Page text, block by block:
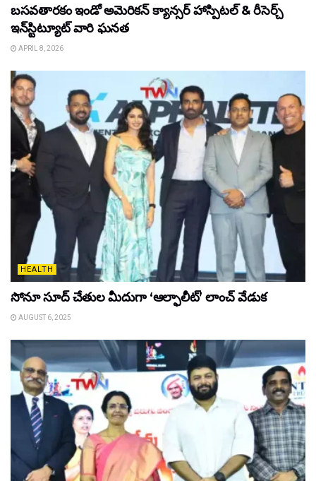
బసవతారకం ఇండో అమెరికన్ క్యాన్సర్ హాస్పిటల్ & రీసెర్చ్
ఇన్‌స్టిట్యూట్ వారి ఘనత
APRIL 8, 2026
HEALTH
సోనూ సూద్ చేతుల మీదుగా ‘ఆల్ఫాలీట్’ లాంచ్ వేడుక
AUGUST 6, 2025